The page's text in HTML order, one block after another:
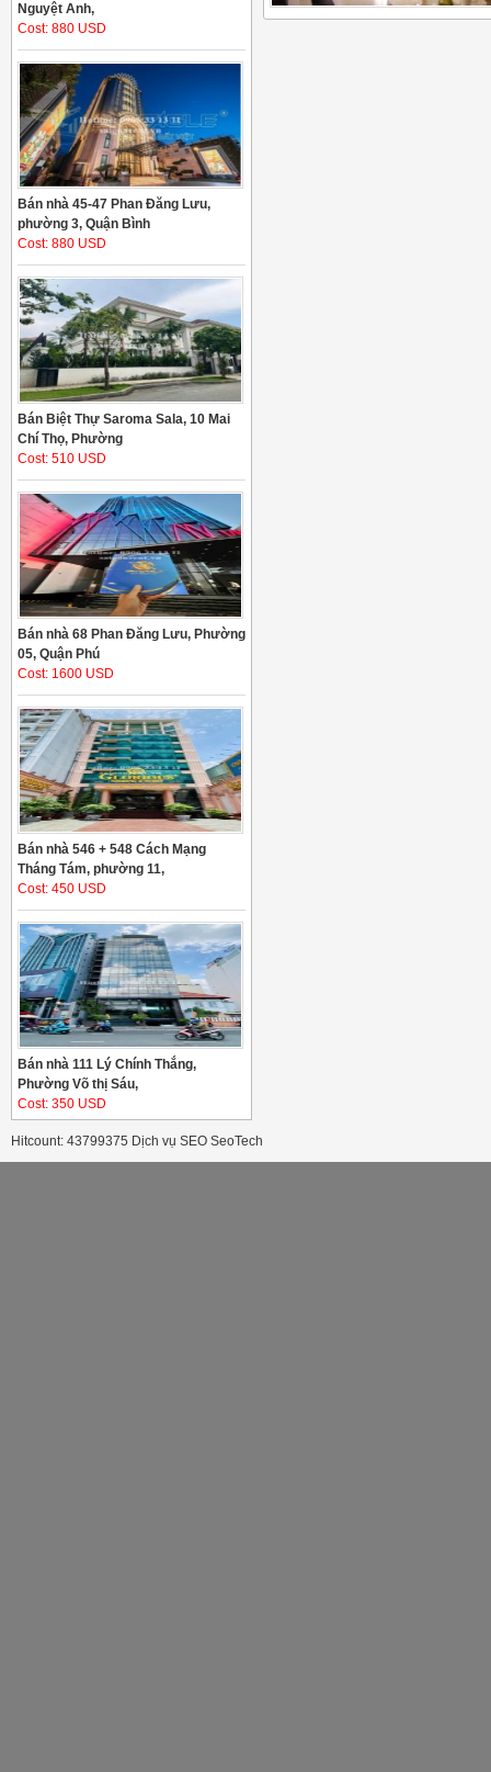
Nguyệt Anh,
Cost: 880 USD
Bán nhà 45-47 Phan Đăng Lưu,
phường 3, Quận Bình
Cost: 880 USD
Bán Biệt Thự Saroma Sala, 10 Mai
Chí Thọ, Phường
Cost: 510 USD
Bán nhà 68 Phan Đăng Lưu, Phường
05, Quận Phú
Cost: 1600 USD
Bán nhà 546 + 548 Cách Mạng
Tháng Tám, phường 11,
Cost: 450 USD
Bán nhà 111 Lý Chính Thắng,
Phường Võ thị Sáu,
Cost: 350 USD
Hitcount: 43799375 Dịch vụ SEO SeoTech